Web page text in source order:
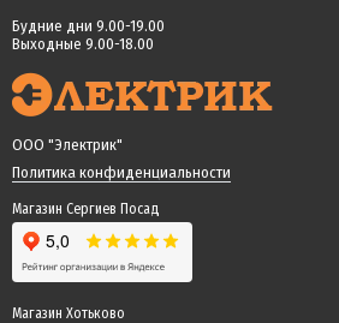
Будние дни 9.00-19.00
Выходные 9.00-18.00
ООО "Электрик"
Политика конфиденциальности
Магазин Сергиев Посад
Магазин Хотьково